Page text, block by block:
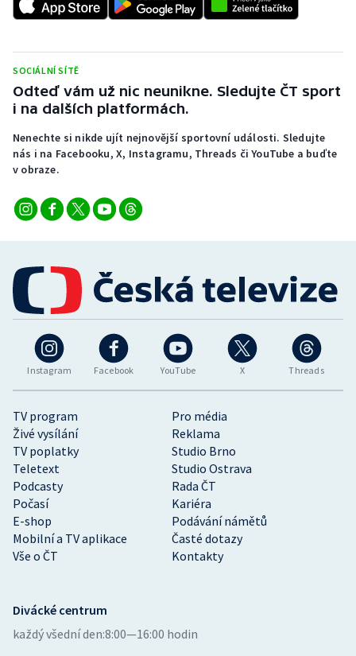
SOCIÁLNÍ SÍTĚ
Odteď vám už nic neunikne. Sledujte ČT sport
i na dalších platformách.
Nenechte si nikde ujít nejnovější sportovní události. Sledujte
nás i na Facebooku, X, Instagramu, Threads či YouTube a buďte
v obraze.
Instagram Facebook YouTube X Threads
TV program
Pro média
Živé vysílání
Reklama
TV poplatky
Studio Brno
Teletext
Studio Ostrava
Podcasty
Rada ČT
Počasí
Kariéra
E-shop
Podávání námětů
Mobilní a TV aplikace
Časté dotazy
Vše o ČT
Kontakty
Divácké centrum
každý všední den:8:00—16:00 hodin